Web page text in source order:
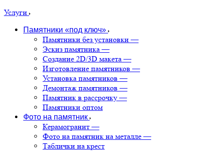
Услуги
Памятники «под ключ»
Памятники без установки —
Эскиз памятника —
Создание 2D/3D макета —
Изготовление памятников —
Установка памятников —
Демонтаж памятников —
Памятник в рассрочку —
Памятники оптом
Фото на памятник
Керамогранит —
Фото на памятник на металле —
Таблички на крест